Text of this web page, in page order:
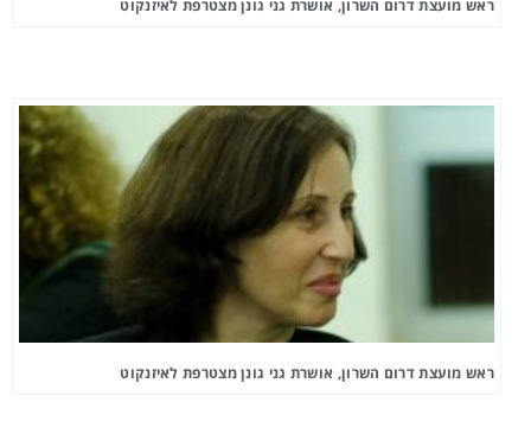
ראש מועצת דרום השרון, אושרת גני גונן מצטרפת לאיזנקוט
ראש מועצת דרום השרון, אושרת גני גונן מצטרפת לאיזנקוט